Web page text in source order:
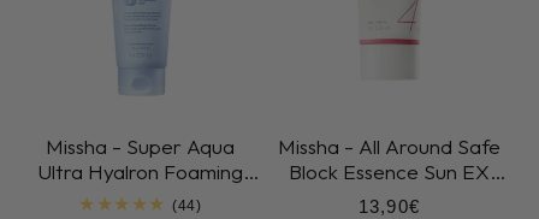
Missha - Super Aqua
Ultra Hyalron Foaming
Cleanser(44)44
Missha - All Around Safe
Block Essence Sun EX
SPF45 PA+++
Prix
13,90€